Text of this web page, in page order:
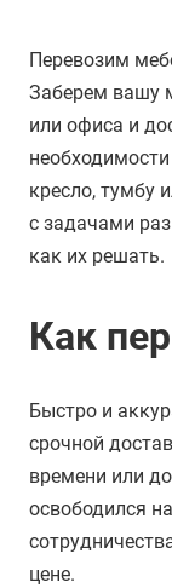
Перевозим
Заберем вашу
или офиса и
кресло, тумбу
с задачами
как их решать.
Как
Быстро и
срочной
времени или
освободился
цене.